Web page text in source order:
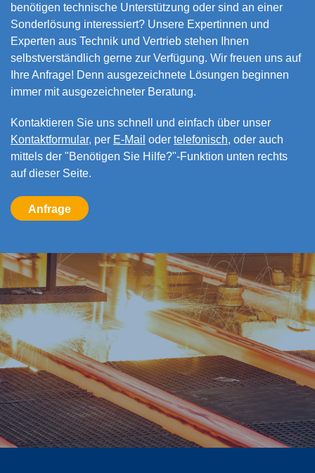
benötigen technische Unterstützung oder sind an einer
Sonderlösung interessiert? Unsere Expertinnen und
Experten aus Technik und Vertrieb stehen Ihnen
selbstverständlich gerne zur Verfügung. Wir freuen uns auf
Ihre Anfrage! Denn ausgezeichnete Lösungen beginnen
immer mit ausgezeichneter Beratung.
Kontaktieren Sie uns schnell und einfach über unser
Kontaktformular, per E-Mail oder telefonisch, oder auch
mittels der "Benötigen Sie Hilfe?"-Funktion unten rechts
auf dieser Seite.
Anfrage